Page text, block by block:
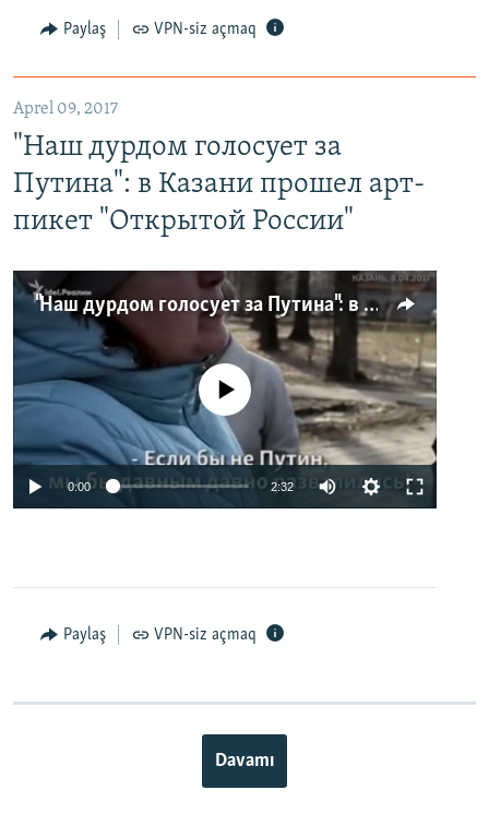
Paylaş VPN-siz açmaq
Aprel 09, 2017
"Наш дурдом голосует за
Путина": в Казани прошел арт-
пикет "Открытой России"
"Наш дурдом голосует за Путина": в Казани прошел арт-пикет "Открытой России"
No media source currently available
0:00 2:32
Paylaş VPN-siz açmaq
Davamı